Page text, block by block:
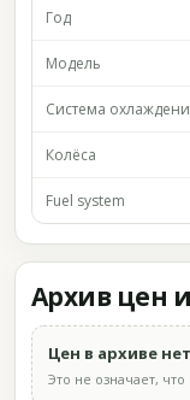
Год
Модель
Система
Колёса
Fuel system
Архив цен
Цен в архиве нет
Это не означает,